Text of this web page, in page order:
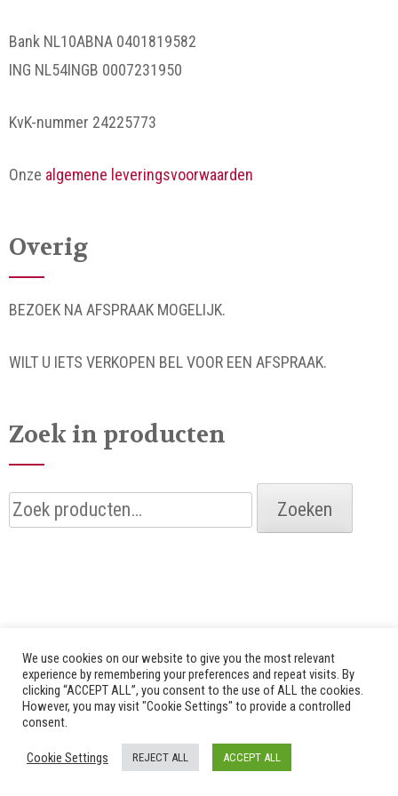
Bank NL10ABNA 0401819582
ING NL54INGB 0007231950
KvK-nummer 24225773
Onze algemene leveringsvoorwaarden
Overig
BEZOEK NA AFSPRAAK MOGELIJK.
WILT U IETS VERKOPEN BEL VOOR EEN AFSPRAAK.
Zoek in producten
Zoeken
naar:
Zoeken
© 2026 Alle rechten voorbehouden door Bredenhof |
We use cookies on our website to give you the most relevant
experience by remembering your preferences and repeat visits. By
clicking “ACCEPT ALL”, you consent to the use of ALL the cookies.
However, you may visit "Cookie Settings" to provide a controlled
consent.
Cookie Settings REJECT ALL ACCEPT ALL